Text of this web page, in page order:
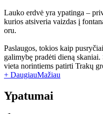
Lauko erdvė yra ypatinga –
kurios atsiveria vaizdas į
oru.
Paslaugos, tokios kaip
galimybę pradėti dieną
vieta norintiems patirti Trakų
+ DaugiauMažiau
Ypatumai